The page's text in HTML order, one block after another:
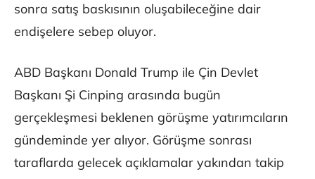
sonra satış baskısının oluşabileceğine dair
endişelere sebep oluyor.
ABD Başkanı Donald Trump ile Çin Devlet
Başkanı Şi Cinping arasında bugün
gerçekleşmesi beklenen görüşme yatırımcıların
gündeminde yer alıyor. Görüşme sonrası
taraflarda gelecek açıklamalar yakından takip